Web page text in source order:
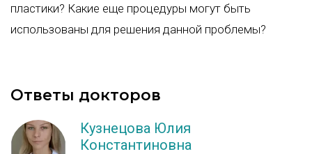
пластики? Какие еще процедуры могут быть
использованы для решения данной проблемы?
Ответы докторов
Кузнецова Юлия
Константиновна